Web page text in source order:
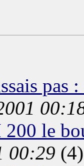
pas
le
00:29 (4)